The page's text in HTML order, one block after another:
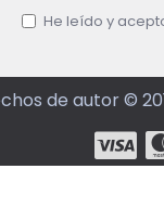
He leído y
de autor ©